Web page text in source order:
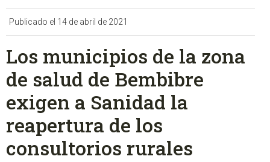
Publicado el 14 de abril de 2021
Los municipios de la zona
de salud de Bembibre
exigen a Sanidad la
reapertura de los
consultorios rurales